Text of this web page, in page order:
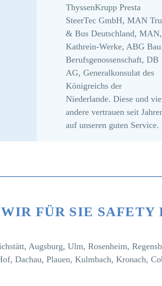
ThyssenKrupp Presta
SteerTec GmbH, MAN
& Bus Deutschland, MAN,
Kathrein-Werke, ABG Bau
Berufsgenossenschaft, DB
AG, Generalkonsulat des
Königreichs der
Niederlande. Diese und
andere vertrauen seit
auf unseren guten Service.
FÜR SIE SAFETY
Augsburg, Ulm, Rosenheim,
Dachau, Plauen, Kulmbach, Kronach,